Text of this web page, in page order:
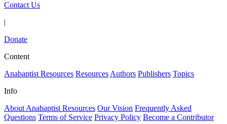
Contact Us
|
Donate
Content
Anabaptist Resources Resources Authors Publishers Topics
Info
About Anabaptist Resources Our Vision Frequently Asked
Questions Terms of Service Privacy Policy Become a Contributor